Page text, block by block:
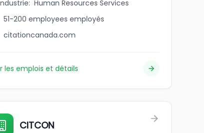
: Human Resources Services
51-200 employees employés
citationcanada.com
les emplois et détails
CITCON